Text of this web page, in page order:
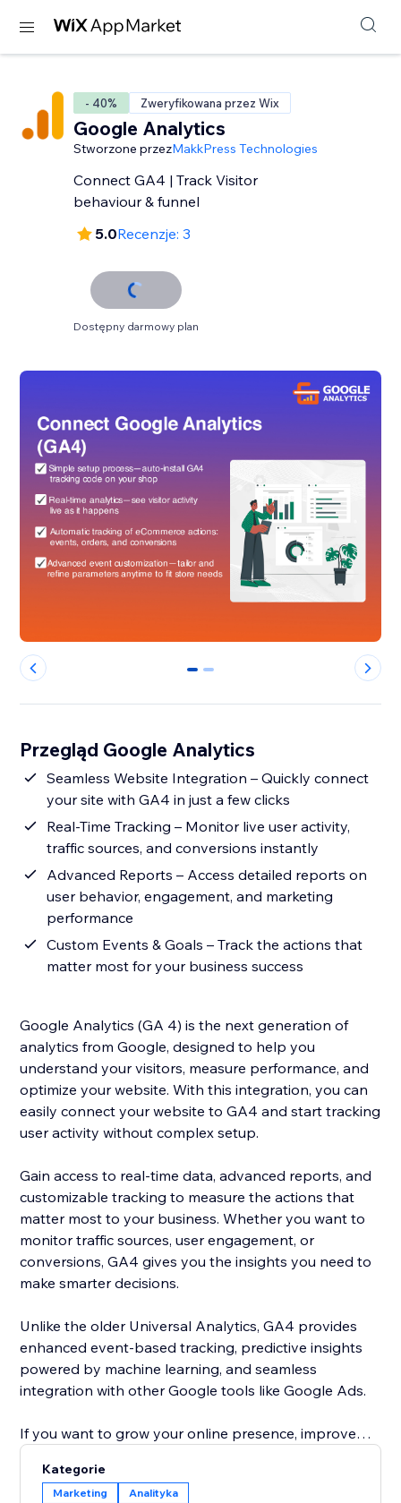
- 40% Zweryfikowana przez Wix
Google Analytics
Stworzone przezMakkPress Technologies
Connect GA4 | Track Visitor
behaviour & funnel
5.0Recenzje: 3
Dostępny darmowy plan
0 1
Przegląd Google Analytics
Seamless Website Integration – Quickly connect
your site with GA4 in just a few clicks
Real-Time Tracking – Monitor live user activity,
traffic sources, and conversions instantly
Advanced Reports – Access detailed reports on
user behavior, engagement, and marketing
performance
Custom Events & Goals – Track the actions that
matter most for your business success
Google Analytics (GA 4) is the next generation of
analytics from Google, designed to help you
understand your visitors, measure performance, and
optimize your website. With this integration, you can
easily connect your website to GA4 and start tracking
user activity without complex setup.
Gain access to real-time data, advanced reports, and
customizable tracking to measure the actions that
matter most to your business. Whether you want to
monitor traffic sources, user engagement, or
conversions, GA4 gives you the insights you need to
make smarter decisions.
Unlike the older Universal Analytics, GA4 provides
enhanced event-based tracking, predictive insights
powered by machine learning, and seamless
integration with other Google tools like Google Ads.
If you want to grow your online presence, improve
adding this app is a must.
Kategorie
Marketing Analityka